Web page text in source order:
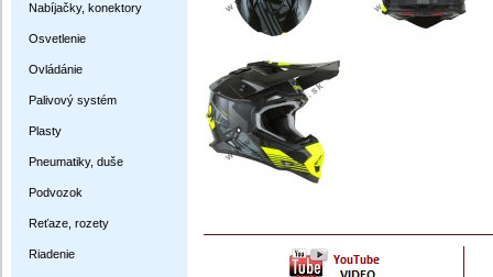
Nabíjačky, konektory
Osvetlenie
Ovládánie
Palivový systém
Plasty
Pneumatiky, duše
Podvozok
Reťaze, rozety
Riadenie